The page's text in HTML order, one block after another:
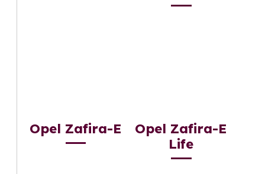
Opel Zafira-E
Opel Zafira-E
Life